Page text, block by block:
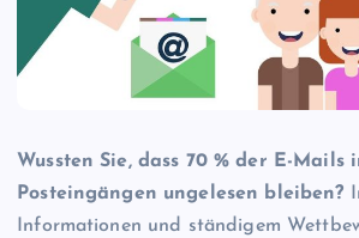
Wussten Sie, dass 70 % der E-Mails
Posteingängen ungelesen bleiben?
Informationen und ständigem